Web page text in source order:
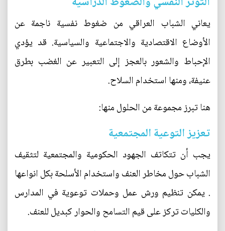
يعاني الشباب العراقي من ضغوط نفسية ناجمة عن
الأوضاع الاقتصادية والاجتماعية والسياسية. قد يؤدي
الإحباط والشعور بالعجز إلى التعبير عن الغضب بطرق
عنيفة، ومنها استخدام السلاح.
هنا تبرز مجموعة من الحلول منها:
تعزيز التوعية المجتمعية
يجب أن تتكاتف الجهود الحكومية والمجتمعية لتثقيف
الشباب حول مخاطر العنف واستخدام الأسلحة بكل انواعها
. يمكن تنظيم ورش عمل وحملات توعوية في المدارس
والكليات تركز على قيم التسامح والحوار كبديل للعنف.